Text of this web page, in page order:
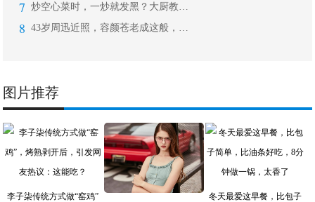
7 炒空心菜时，一炒就发黑？大厨教您几招
8 43岁周迅近照，容颜苍老成这般，五官
图片推荐
李子柒传统方式做“窑鸡”
冬天最爱这早餐，比包子